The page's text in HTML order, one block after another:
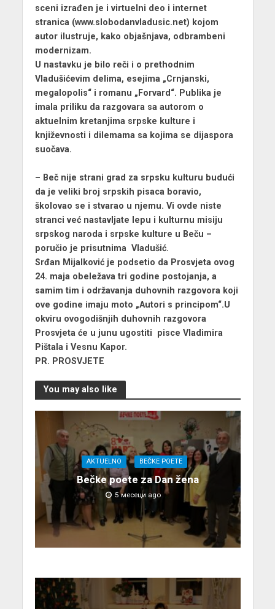
sceni izrađen je i virtuelni deo i internet
stranica (www.slobodanvladusic.net) kojom
autor ilustruje, kako objašnjava, odbrambeni
modernizam.
U nastavku je bilo reči i o prethodnim
Vladušićevim delima, esejima „Crnjanski,
megalopolis“ i romanu „Forvard“. Publika je
imala priliku da razgovara sa autorom o
aktuelnim kretanjima srpske kulture i
književnosti i dilemama sa kojima se dijaspora
suočava.
– Beč nije strani grad za srpsku kulturu budući
da je veliki broj srpskih pisaca boravio,
školovao se i stvarao u njemu. Vi ovde niste
stranci već nastavljate lepu i kulturnu misiju
srpskog naroda i srpske kulture u Beču –
poručio je prisutnima Vladušić.
Srđan Mijalković je podsetio da Prosvjeta ovog
24. maja obeležava tri godine postojanja, a
samim tim i održavanja duhovnih razgovora koji
ove godine imaju moto „Autori s principom“.U
okviru ovogodišnjih duhovnih razgovora
Prosvjeta će u junu ugostiti pisce Vladimira
Pištala i Vesnu Kapor.
PR. PROSVJETE
You may also like
AKTUELNO BEČKE POETE
Bečke poete za Dan žena
5 месеци ago